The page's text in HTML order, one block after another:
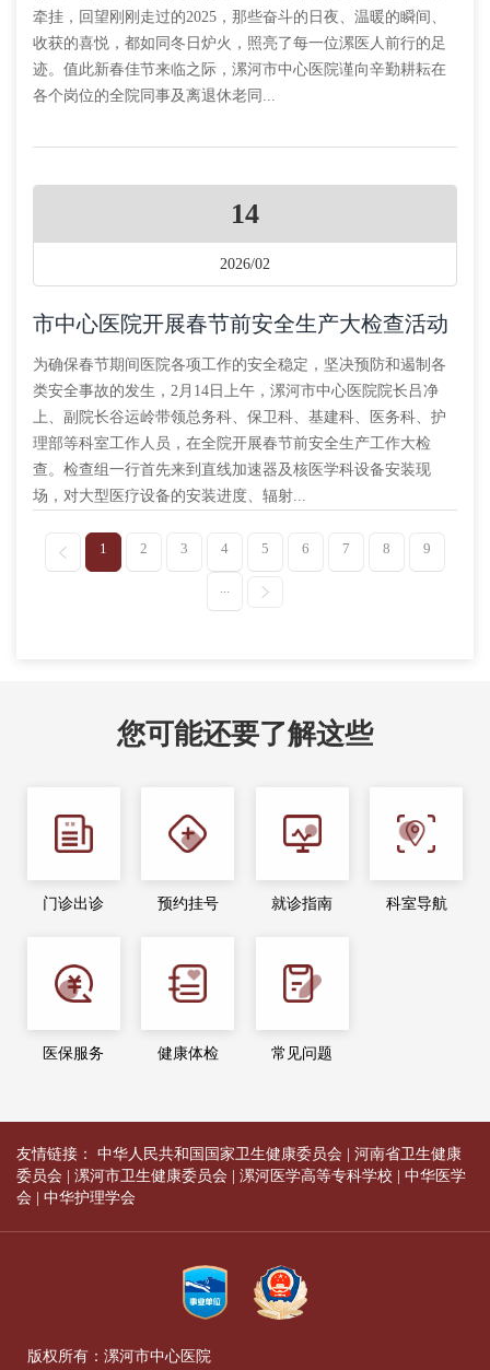
牵挂，回望刚刚走过的2025，那些奋斗的日夜、温暖的瞬间、
收获的喜悦，都如同冬日炉火，照亮了每一位漯医人前行的足
迹。值此新春佳节来临之际，漯河市中心医院谨向辛勤耕耘在
各个岗位的全院同事及离退休老同...
14
2026/02
市中心医院开展春节前安全生产大检查活动
为确保春节期间医院各项工作的安全稳定，坚决预防和遏制各
类安全事故的发生，2月14日上午，漯河市中心医院院长吕净
上、副院长谷运岭带领总务科、保卫科、基建科、医务科、护
理部等科室工作人员，在全院开展春节前安全生产工作大检
查。检查组一行首先来到直线加速器及核医学科设备安装现
场，对大型医疗设备的安装进度、辐射...
1 2 3 4 5 6 7 8 9
...
您可能还要了解这些
门诊出诊 预约挂号 就诊指南 科室导航
医保服务 健康体检 常见问题
友情链接： 中华人民共和国国家卫生健康委员会
河南省卫生健康
委员会
漯河市卫生健康委员会 漯河医学高等专科学校
中华医学
会
中华护理学会
版权所有：漯河市中心医院